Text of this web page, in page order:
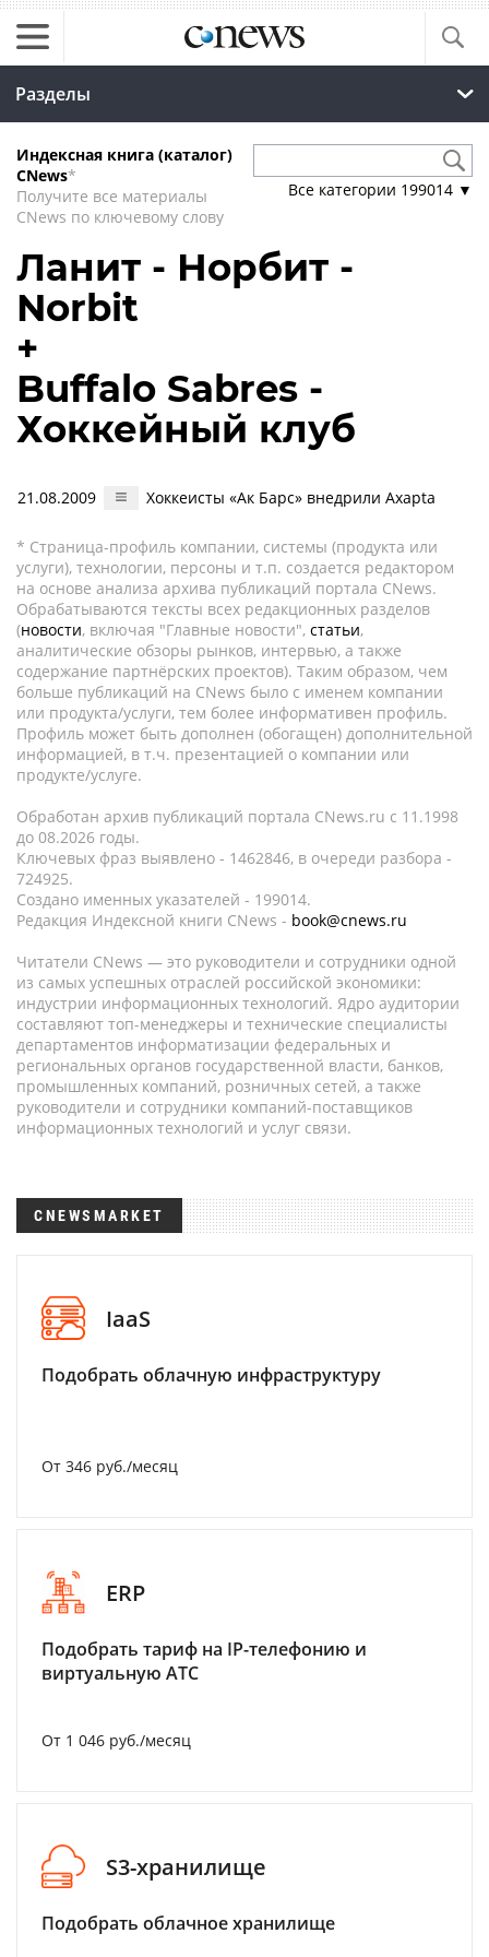
Разделы
Индексная книга (каталог)
CNews*
Получите все материалы
CNews по ключевому слову
Все категории 199014 ▼
Ланит - Норбит -
Norbit
+
Buffalo Sabres -
Хоккейный клуб
21.08.2009 Хоккеисты «Ак Барс» внедрили Axapta
* Страница-профиль компании, системы (продукта или
услуги), технологии, персоны и т.п. создается редактором
на основе анализа архива публикаций портала CNews.
Обрабатываются тексты всех редакционных разделов
(новости, включая "Главные новости", статьи,
аналитические обзоры рынков, интервью, а также
содержание партнёрских проектов). Таким образом, чем
больше публикаций на CNews было с именем компании
или продукта/услуги, тем более информативен профиль.
Профиль может быть дополнен (обогащен) дополнительной
информацией, в т.ч. презентацией о компании или
продукте/услуге.
Обработан архив публикаций портала CNews.ru c 11.1998
до 08.2026 годы.
Ключевых фраз выявлено - 1462846, в очереди разбора -
724925.
Создано именных указателей - 199014.
Редакция Индексной книги CNews - book@cnews.ru
Читатели CNews — это руководители и сотрудники одной
из самых успешных отраслей российской экономики:
индустрии информационных технологий. Ядро аудитории
составляют топ-менеджеры и технические специалисты
департаментов информатизации федеральных и
региональных органов государственной власти, банков,
промышленных компаний, розничных сетей, а также
руководители и сотрудники компаний-поставщиков
информационных технологий и услуг связи.
CNEWSMARKET
IaaS
Подобрать облачную инфраструктуру
От 346 руб./месяц
ERP
Подобрать тариф на IP-телефонию и
виртуальную АТС
От 1 046 руб./месяц
S3-хранилище
Подобрать облачное хранилище